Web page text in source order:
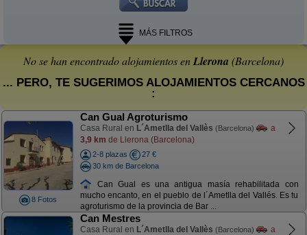
MÁS FILTROS
No se han encontrado alojamientos enLlerona (Barcelona)
... PERO, TE SUGERIMOS ALOJAMIENTOS CERCANOS
:
8 Fotos
Can Gual Agroturismo
Casa Rural en L´Ametlla del Vallès (Barcelona)
a
3,9 km de Llerona (Barcelona)
2-8 plazas
27 €
30 km de Barcelona
Can Gual es una antigua masía rehabilitada con
mucho encanto, en el pueblo de l´Ametlla del Vallés. Es tu
agroturismo de la provincia de Bar ...
Can Mestres
Casa Rural en L´Ametlla del Vallès (Barcelona)
a